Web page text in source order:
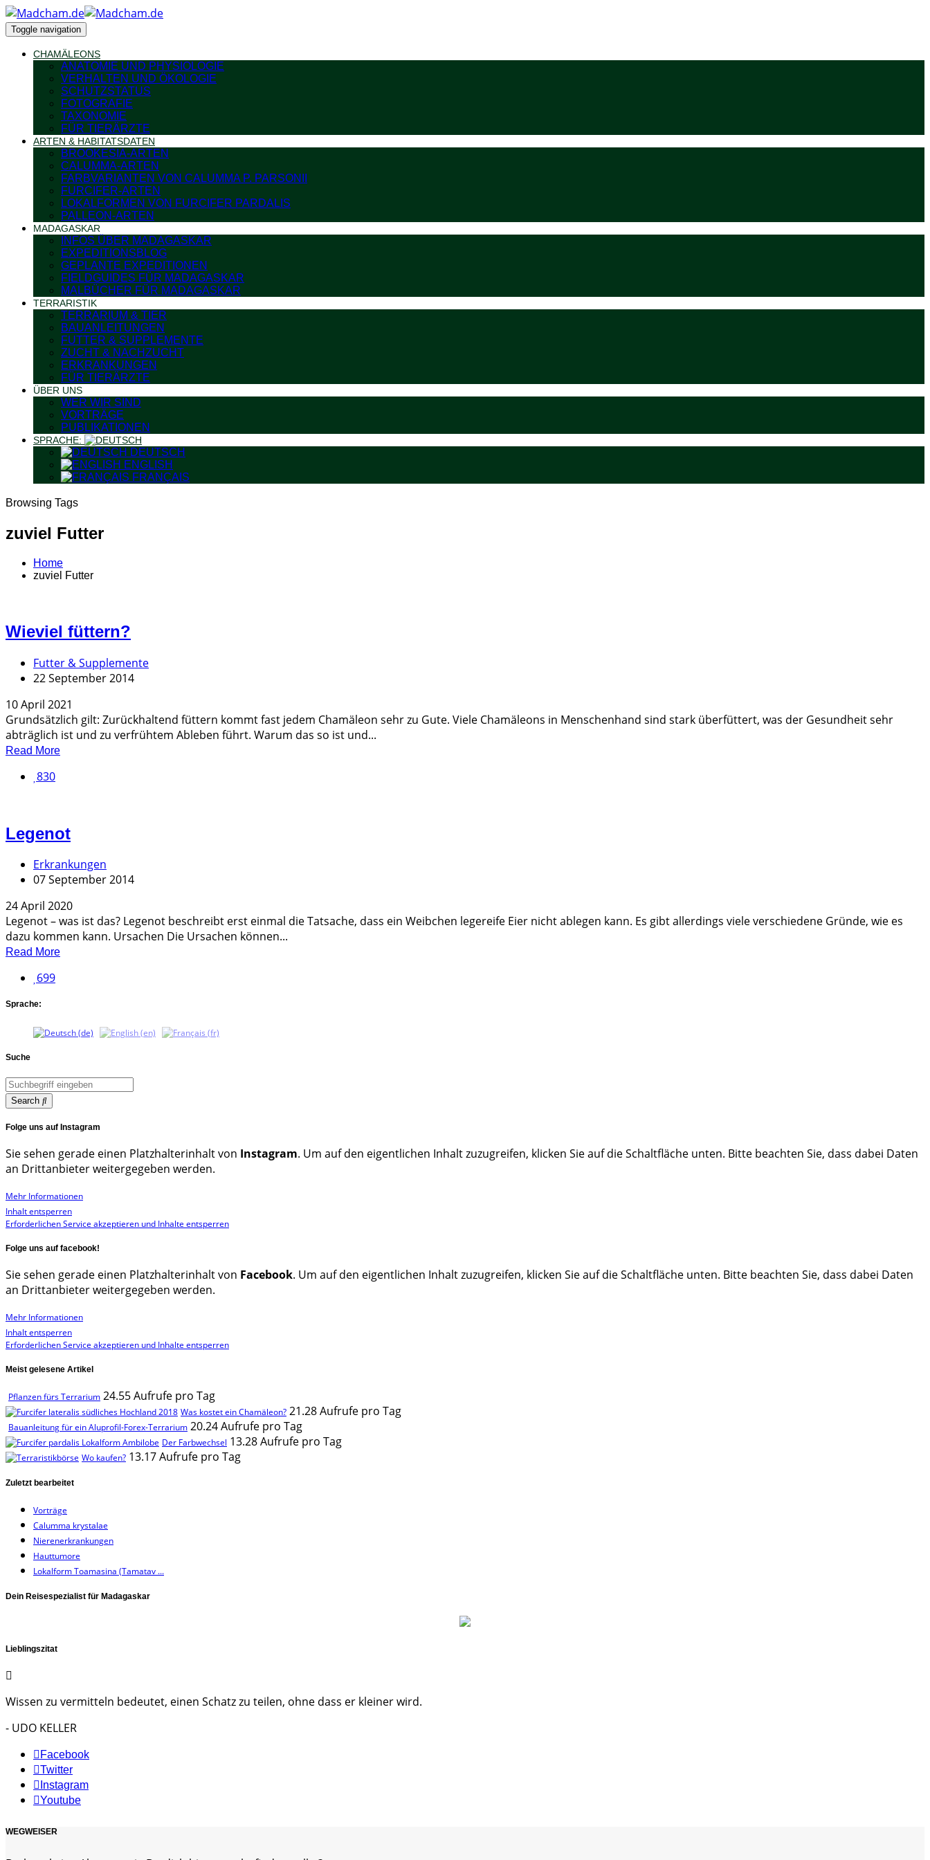
Toggle navigation
CHAMÄLEONS
ANATOMIE UND PHYSIOLOGIE
VERHALTEN UND ÖKOLOGIE
SCHUTZSTATUS
FOTOGRAFIE
TAXONOMIE
FÜR TIERÄRZTE
ARTEN & HABITATSDATEN
BROOKESIA-ARTEN
CALUMMA-ARTEN
FARBVARIANTEN VON CALUMMA P. PARSONII
FURCIFER-ARTEN
LOKALFORMEN VON FURCIFER PARDALIS
PALLEON-ARTEN
MADAGASKAR
INFOS ÜBER MADAGASKAR
EXPEDITIONSBLOG
GEPLANTE EXPEDITIONEN
FIELDGUIDES FÜR MADAGASKAR
MALBÜCHER FÜR MADAGASKAR
TERRARISTIK
TERRARIUM & TIER
BAUANLEITUNGEN
FUTTER & SUPPLEMENTE
ZUCHT & NACHZUCHT
ERKRANKUNGEN
FÜR TIERÄRZTE
ÜBER UNS
WER WIR SIND
VORTRÄGE
PUBLIKATIONEN
SPRACHE:
DEUTSCH
ENGLISH
FRANÇAIS
Browsing Tags
zuviel Futter
Home
zuviel Futter
Wieviel füttern?
Futter & Supplemente
22 September 2014
10 April 2021
Grundsätzlich gilt: Zurückhaltend füttern kommt fast jedem Chamäleon sehr zu Gute. Viele Chamäleons in Menschenhand sind stark überfüttert, was der Gesundheit sehr
abträglich ist und zu verfrühtem Ableben führt. Warum das so ist und...
Read More
830
Legenot
Erkrankungen
07 September 2014
24 April 2020
Legenot – was ist das? Legenot beschreibt erst einmal die Tatsache, dass ein Weibchen legereife Eier nicht ablegen kann. Es gibt allerdings viele verschiedene Gründe, wie es
dazu kommen kann. Ursachen Die Ursachen können...
Read More
699
Sprache:
Suche
Search
Folge uns auf Instagram
Sie sehen gerade einen Platzhalterinhalt von Instagram. Um auf den eigentlichen Inhalt zuzugreifen, klicken Sie auf die Schaltfläche unten. Bitte beachten Sie, dass dabei Daten
an Drittanbieter weitergegeben werden.
Mehr Informationen
Inhalt entsperren
Erforderlichen Service akzeptieren und Inhalte entsperren
Folge uns auf facebook!
Sie sehen gerade einen Platzhalterinhalt von Facebook. Um auf den eigentlichen Inhalt zuzugreifen, klicken Sie auf die Schaltfläche unten. Bitte beachten Sie, dass dabei Daten
an Drittanbieter weitergegeben werden.
Mehr Informationen
Inhalt entsperren
Erforderlichen Service akzeptieren und Inhalte entsperren
Meist gelesene Artikel
Pflanzen fürs Terrarium 24.55 Aufrufe pro Tag
Was kostet ein Chamäleon? 21.28 Aufrufe pro Tag
Bauanleitung für ein Aluprofil-Forex-Terrarium 20.24 Aufrufe pro Tag
Der Farbwechsel 13.28 Aufrufe pro Tag
Wo kaufen? 13.17 Aufrufe pro Tag
Zuletzt bearbeitet
Vorträge
Calumma krystalae
Nierenerkrankungen
Hauttumore
Lokalform Toamasina (Tamatav ...
Dein Reisespezialist für Madagaskar
Lieblingszitat
Wissen zu vermitteln bedeutet, einen Schatz zu teilen, ohne dass er kleiner wird.
- UDO KELLER
Facebook
Twitter
Instagram
Youtube
WEGWEISER